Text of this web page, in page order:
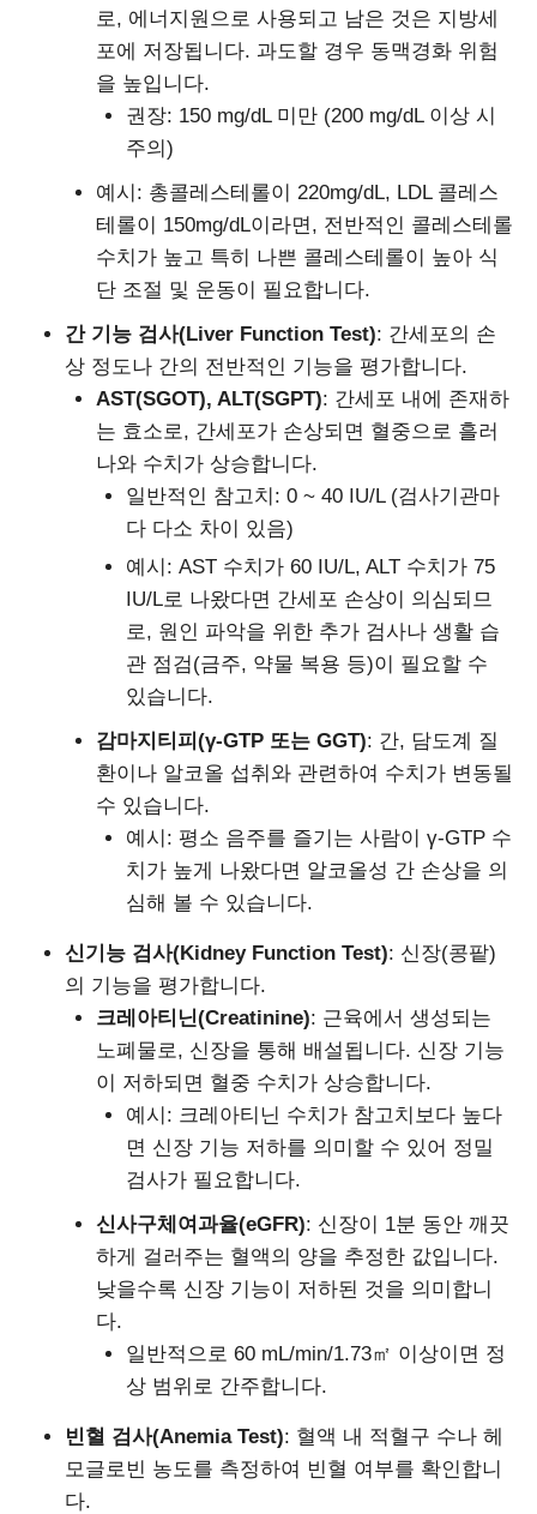
로, 에너지원으로 사용되고 남은 것은 지방세
포에 저장됩니다. 과도할 경우 동맥경화 위험
을 높입니다.
권장: 150 mg/dL 미만 (200 mg/dL 이상 시
주의)
예시: 총콜레스테롤이 220mg/dL, LDL 콜레스
테롤이 150mg/dL이라면, 전반적인 콜레스테롤
수치가 높고 특히 나쁜 콜레스테롤이 높아 식
단 조절 및 운동이 필요합니다.
간 기능 검사(Liver Function Test): 간세포의 손
상 정도나 간의 전반적인 기능을 평가합니다.
AST(SGOT), ALT(SGPT): 간세포 내에 존재하
는 효소로, 간세포가 손상되면 혈중으로 흘러
나와 수치가 상승합니다.
일반적인 참고치: 0 ~ 40 IU/L (검사기관마
다 다소 차이 있음)
예시: AST 수치가 60 IU/L, ALT 수치가 75
IU/L로 나왔다면 간세포 손상이 의심되므
로, 원인 파악을 위한 추가 검사나 생활 습
관 점검(금주, 약물 복용 등)이 필요할 수
있습니다.
감마지티피(γ-GTP 또는 GGT): 간, 담도계 질
환이나 알코올 섭취와 관련하여 수치가 변동될
수 있습니다.
예시: 평소 음주를 즐기는 사람이 γ-GTP 수
치가 높게 나왔다면 알코올성 간 손상을 의
심해 볼 수 있습니다.
신기능 검사(Kidney Function Test): 신장(콩팥)
의 기능을 평가합니다.
크레아티닌(Creatinine): 근육에서 생성되는
노폐물로, 신장을 통해 배설됩니다. 신장 기능
이 저하되면 혈중 수치가 상승합니다.
예시: 크레아티닌 수치가 참고치보다 높다
면 신장 기능 저하를 의미할 수 있어 정밀
검사가 필요합니다.
신사구체여과율(eGFR): 신장이 1분 동안 깨끗
하게 걸러주는 혈액의 양을 추정한 값입니다.
낮을수록 신장 기능이 저하된 것을 의미합니
다.
일반적으로 60 mL/min/1.73㎡ 이상이면 정
상 범위로 간주합니다.
빈혈 검사(Anemia Test): 혈액 내 적혈구 수나 헤
모글로빈 농도를 측정하여 빈혈 여부를 확인합니
다.